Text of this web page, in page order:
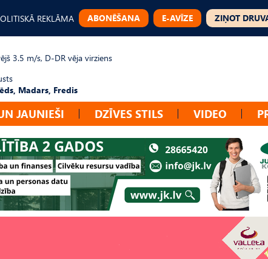
REKLĀMA ABONĒŠANA E-AVĪZE ZIŅOT
3.5 m/s, D-DR vēja virziens
Madars, Fredis
JAUNIEŠI DZĪVES STILS VIDEO